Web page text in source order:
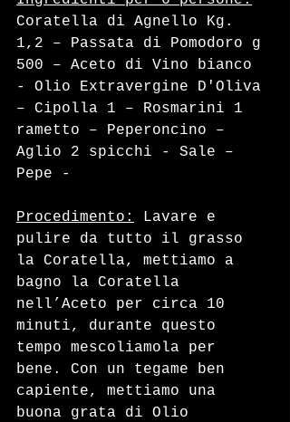
Coratella di Agnello Kg.
1,2 – Passata di Pomodoro g
500 – Aceto di Vino bianco
- Olio Extravergine D'Oliva
– Cipolla 1 – Rosmarini 1
rametto – Peperoncino –
Aglio 2 spicchi - Sale –
Pepe -
Procedimento:
Lavare e
pulire da tutto il grasso
la Coratella, mettiamo a
bagno la Coratella
nell’Aceto per circa 10
minuti, durante questo
tempo mescoliamola per
bene. Con un tegame ben
capiente, mettiamo una
buona grata di Olio